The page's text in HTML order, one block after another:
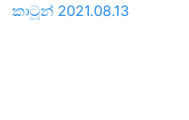
කාටූන් 2021.08.13